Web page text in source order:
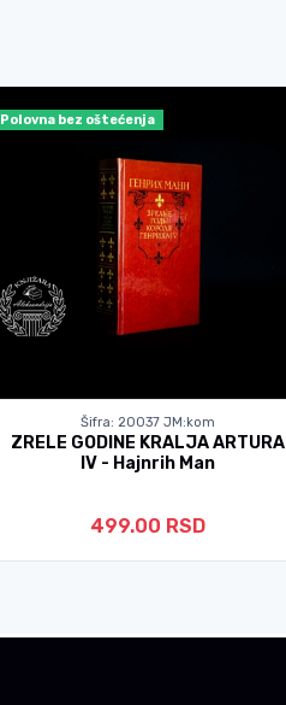
Polovna bez oštećenja
Šifra: 20037 JM:kom
ZRELE GODINE KRALJA ARTURA
IV - Hajnrih Man
499.00 RSD